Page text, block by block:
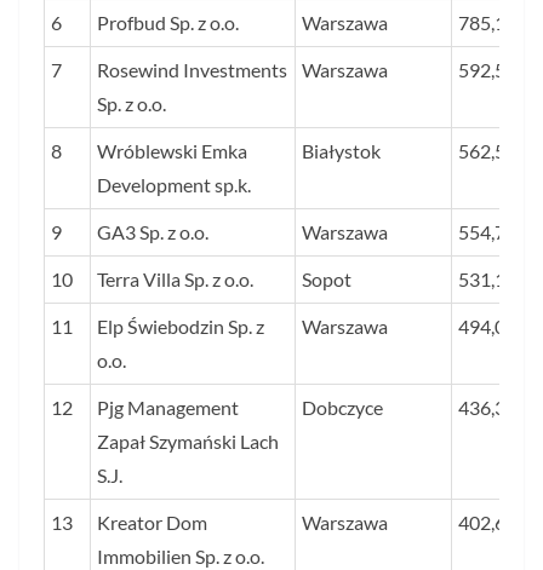
6 Profbud Sp. z o.o. Warszawa 785,1
7
Rosewind Investments
Sp. z o.o.
Warszawa 592,5
8
Wróblewski Emka
Development sp.k.
Białystok 562,5
9 GA3 Sp. z o.o. Warszawa 554,7
10 Terra Villa Sp. z o.o. Sopot 531,1
11
Elp Świebodzin Sp. z
o.o.
Warszawa 494,0
12
Pjg Management
Zapał Szymański Lach
S.J.
Dobczyce 436,3
13
Kreator Dom
Immobilien Sp. z o.o.
Warszawa 402,6